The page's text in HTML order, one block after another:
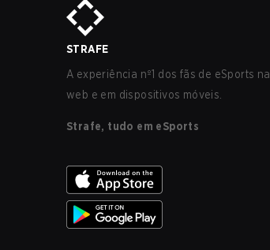
STRAFE
A experiência nº1 dos fãs de eSports na
web e em dispositivos móveis.
Strafe, tudo em eSports